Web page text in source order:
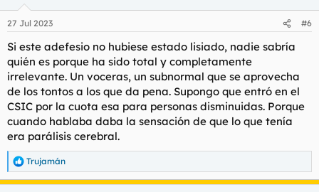
e
s
:
27 Jul 2023 #6
Si este adefesio no hubiese estado lisiado, nadie sabría
quién es porque ha sido total y completamente
irrelevante. Un voceras, un subnormal que se aprovecha
de los tontos a los que da pena. Supongo que entró en el
CSIC por la cuota esa para personas disminuidas. Porque
cuando hablaba daba la sensación de que lo que tenía
era parálisis cerebral.
R
e
Trujamán